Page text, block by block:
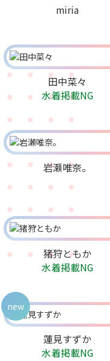
miria
田中菜々
水着掲載NG
岩瀬唯奈。
猪狩ともか
水着掲載NG
蓮見すずか
水着掲載NG
new